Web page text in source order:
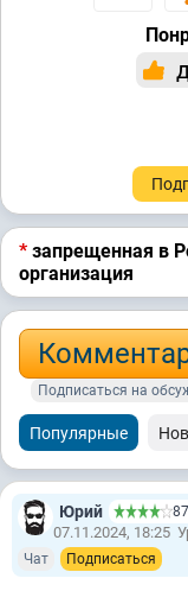
* запрещенная в
организация
Подписаться на
Популярные
Юрий
07.11.2024, 18:25
Чат Подписаться